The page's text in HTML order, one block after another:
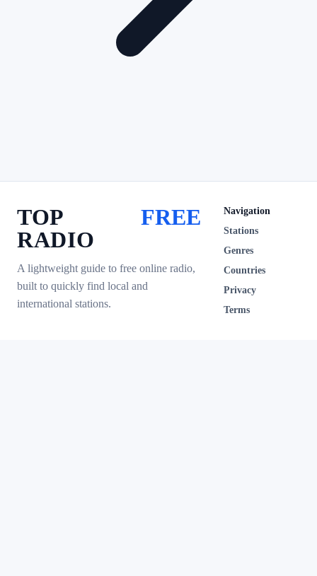
TOP
RADIO
FREE
A lightweight guide to free online radio,
built to quickly find local and
international stations.
Navigation
Stations
Genres
Countries
Privacy
Terms